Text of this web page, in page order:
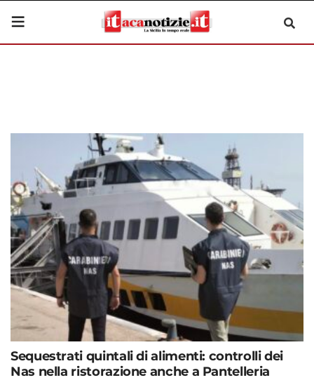
Sequestrati quintali di alimenti: controlli dei
Nas nella ristorazione anche a Pantelleria